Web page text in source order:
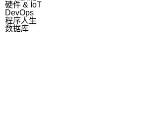
硬件 & IoT
DevOps
程序人生
数据库